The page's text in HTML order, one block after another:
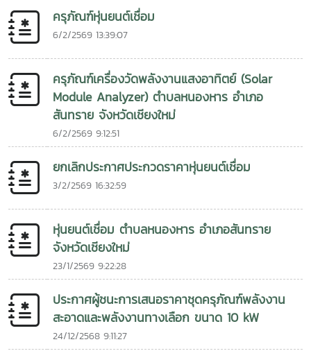
ครุภัณฑ์หุ่นยนต์เชื่อม
6/2/2569 13:39:07
ครุภัณฑ์เครื่องวัดพลังงานแสงอาทิตย์ (Solar
Module Analyzer) ตำบลหนองหาร อำเภอ
สันทราย จังหวัดเชียงใหม่
6/2/2569 9:12:51
ยกเลิกประกาศประกวดราคาหุ่นยนต์เชื่อม
3/2/2569 16:32:59
หุ่นยนต์เชื่อม ตำบลหนองหาร อำเภอสันทราย
จังหวัดเชียงใหม่
23/1/2569 9:22:28
ประกาศผู้ชนะการเสนอราคาชุดครุภัณฑ์พลังงาน
สะอาดและพลังงานทางเลือก ขนาด 10 kW
24/12/2568 9:11:27